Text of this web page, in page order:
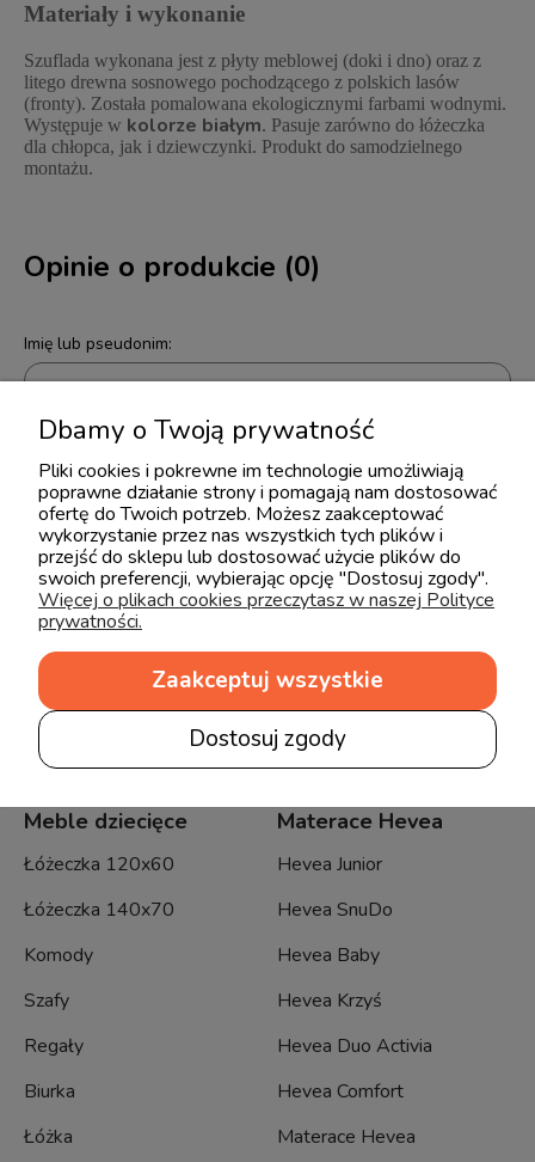
Materiały i wykonanie
Szuflada wykonana jest z płyty meblowej (doki i dno) oraz z
litego drewna sosnowego pochodzącego z polskich lasów
(fronty). Została pomalowana ekologicznymi farbami wodnymi.
Występuje w kolorze białym. Pasuje zarówno do łóżeczka
dla chłopca, jak i dziewczynki. Produkt do samodzielnego
montażu.
Opinie o produkcie (0)
Imię lub pseudonim:
Twoja opinia:
wyślij
Meble dziecięce
Łóżeczka 120x60
Łóżeczka 140x70
Komody
Szafy
Regały
Biurka
Łóżka
Materace Hevea
Hevea Junior
Hevea SnuDo
Hevea Baby
Hevea Krzyś
Hevea Duo Activia
Hevea Comfort
Materace Hevea
Dbamy o Twoją prywatność
Pliki cookies i pokrewne im technologie umożliwiają
poprawne działanie strony i pomagają nam dostosować
ofertę do Twoich potrzeb. Możesz zaakceptować
wykorzystanie przez nas wszystkich tych plików i
przejść do sklepu lub dostosować użycie plików do
swoich preferencji, wybierając opcję "Dostosuj zgody".
Więcej o plikach cookies przeczytasz w naszej Polityce
prywatności.
Dostosuj zgody
Zaakceptuj wszystkie